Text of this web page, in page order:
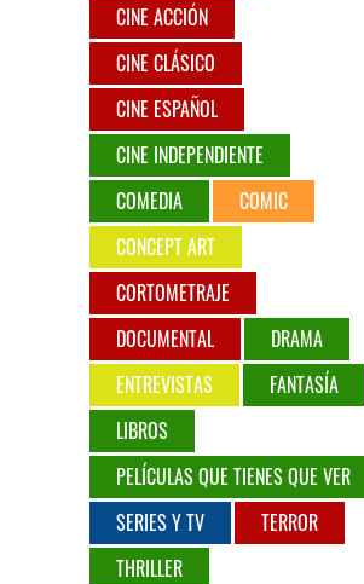
CINE ACCIÓN
CINE CLÁSICO
CINE ESPAÑOL
CINE INDEPENDIENTE
COMEDIA
COMIC
CONCEPT ART
CORTOMETRAJE
DOCUMENTAL
DRAMA
ENTREVISTAS
FANTASÍA
LIBROS
PELÍCULAS QUE TIENES QUE VER
SERIES Y TV
TERROR
THRILLER